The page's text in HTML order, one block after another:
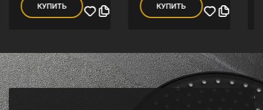
КУПИТЬ КУПИТЬ